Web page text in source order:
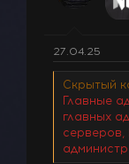
27.04.25
Скрытый
Главные
главных
серверов,